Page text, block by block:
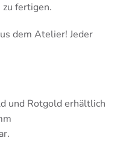
fertigen.
dem Atelier! Jeder
und Rotgold erhältlich